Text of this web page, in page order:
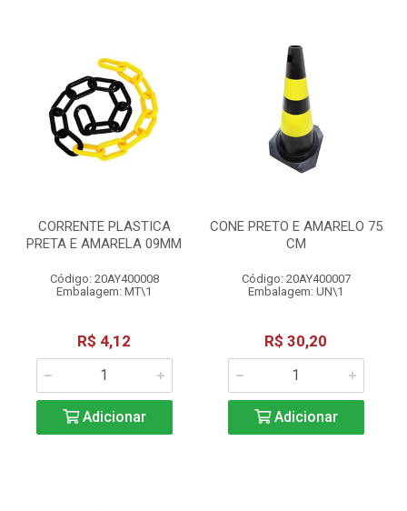
CORRENTE PLASTICA
PRETA E AMARELA 09MM
Código: 20AY400008
Embalagem: MT\1
R$ 4,12
Adicionar
CONE PRETO E AMARELO 75
CM
Código: 20AY400007
Embalagem: UN\1
R$ 30,20
Adicionar